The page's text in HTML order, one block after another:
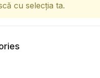
cu selecția ta.